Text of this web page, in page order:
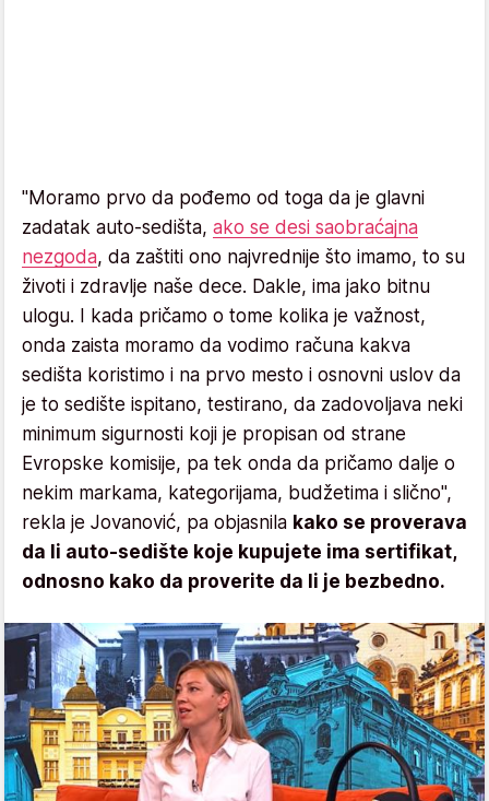
"Moramo prvo da pođemo od toga da je glavni
zadatak auto-sedišta, ako se desi saobraćajna
nezgoda, da zaštiti ono najvrednije što imamo, to su
životi i zdravlje naše dece. Dakle, ima jako bitnu
ulogu. I kada pričamo o tome kolika je važnost,
onda zaista moramo da vodimo računa kakva
sedišta koristimo i na prvo mesto i osnovni uslov da
je to sedište ispitano, testirano, da zadovoljava neki
minimum sigurnosti koji je propisan od strane
Evropske komisije, pa tek onda da pričamo dalje o
nekim markama, kategorijama, budžetima i slično",
rekla je Jovanović, pa objasnila kako se proverava
da li auto-sedište koje kupujete ima sertifikat,
odnosno kako da proverite da li je bezbedno.